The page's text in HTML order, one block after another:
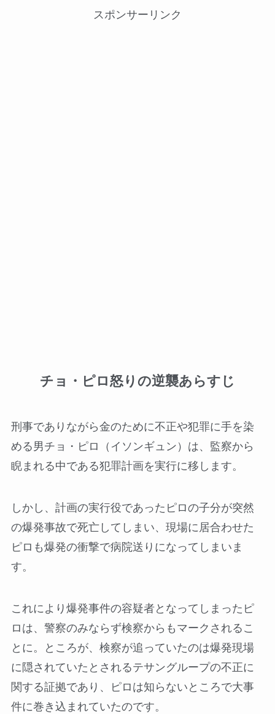
スポンサーリンク
チョ・ピロ怒りの逆襲あらすじ
刑事でありながら金のために不正や犯罪に手を染
める男チョ・ピロ（イソンギュン）は、監察から
睨まれる中である犯罪計画を実行に移します。
しかし、計画の実行役であったピロの子分が突然
の爆発事故で死亡してしまい、現場に居合わせた
ピロも爆発の衝撃で病院送りになってしまいま
す。
これにより爆発事件の容疑者となってしまったピ
ロは、警察のみならず検察からもマークされるこ
とに。ところが、検察が追っていたのは爆発現場
に隠されていたとされるテサングループの不正に
関する証拠であり、ピロは知らないところで大事
件に巻き込まれていたのです。